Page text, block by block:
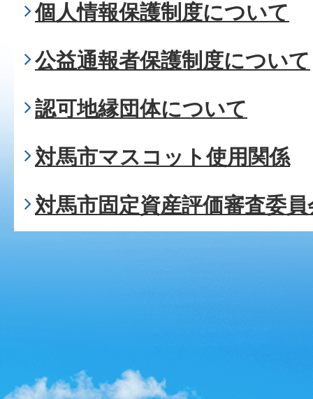
個人情報保護制度について
公益通報者保護制度について
認可地縁団体について
対馬市マスコット使用関係
対馬市固定資産評価審査委員